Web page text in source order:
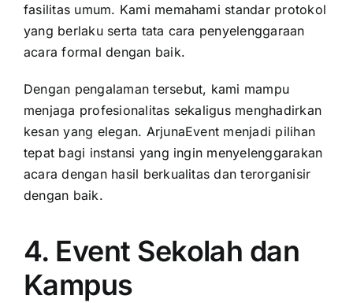
fasilitas umum. Kami memahami standar protokol
yang berlaku serta tata cara penyelenggaraan
acara formal dengan baik.
Dengan pengalaman tersebut, kami mampu
menjaga profesionalitas sekaligus menghadirkan
kesan yang elegan. ArjunaEvent menjadi pilihan
tepat bagi instansi yang ingin menyelenggarakan
acara dengan hasil berkualitas dan terorganisir
dengan baik.
4. Event Sekolah dan
Kampus